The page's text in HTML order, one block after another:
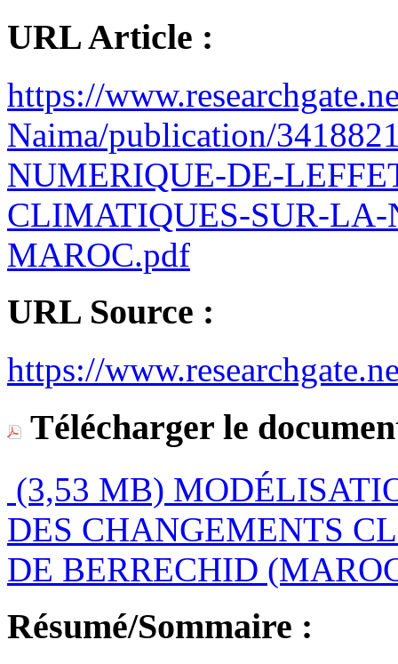
URL Article :
https://
Naima/publication/
NUMERIQUE-DE-
CLIMATIQUES-SUR-
MAROC.pdf
URL Source :
https://
Télécharger le
(3,53 MB)
DES CHANGEMENTS
DE BERRECHID
Résumé/Sommaire :